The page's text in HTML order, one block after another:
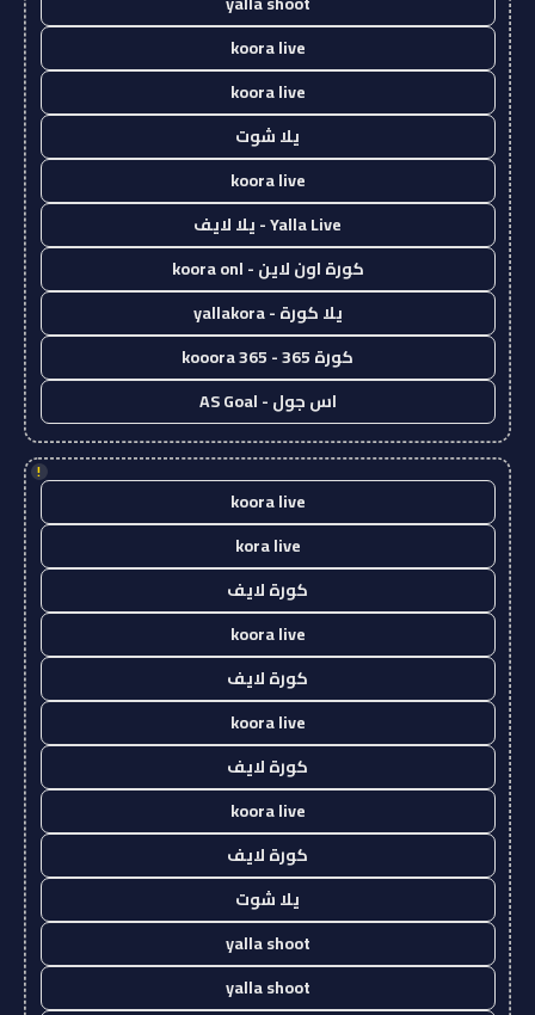
koora live
koora live
يلا شوت
koora live
Yalla Live - يلا لايف
كورة اون لاين - koora onl
يلا كورة - yallakora
كورة 365 - kooora 365
اس جول - AS Goal
!
koora live
kora live
كورة لايف
koora live
كورة لايف
koora live
كورة لايف
koora live
كورة لايف
يلا شوت
yalla shoot
yalla shoot